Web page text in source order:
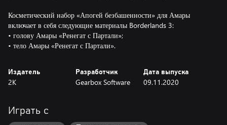
Косметический набор «Апогей безбашенности» для Амары
включает в себя следующие материалы Borderlands 3:
• голову Амары «Ренегат с Партали»;
• тело Амары «Ренегат с Партали».
Издатель
2K
Разработчик
Gearbox Software
Дата выпуска
09.11.2020
Играть с